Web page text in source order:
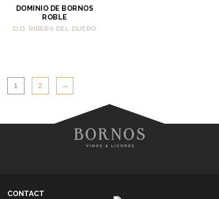
DOMINIO DE BORNOS
ROBLE
D.O. RIBERA DEL DUERO
1 2 →
CONTACT